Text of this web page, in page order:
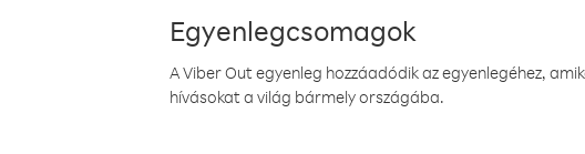
Egyenlegcsomagok
A Viber Out egyenleg hozzáadódik az egyenlegéhez,
hívásokat a világ bármely országába.